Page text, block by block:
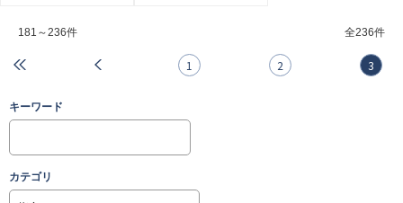
181～236件 全236件
1 2 3
キーワード
カテゴリ